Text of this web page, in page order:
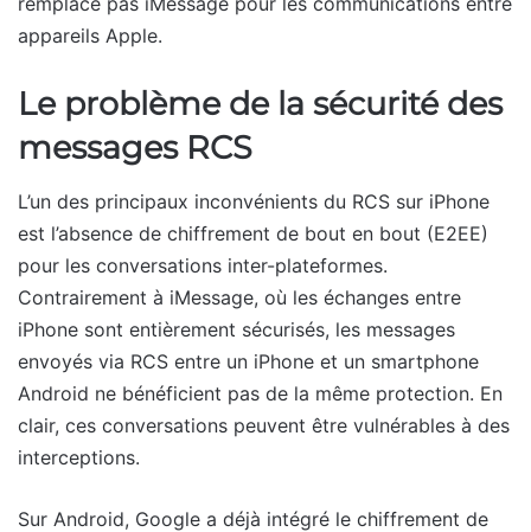
appareils Apple.
Le problème de la sécurité des
messages RCS
L’un des principaux inconvénients du RCS sur iPhone
est l’absence de chiffrement de bout en bout (E2EE)
pour les conversations inter-plateformes.
Contrairement à iMessage, où les échanges entre
iPhone sont entièrement sécurisés, les messages
envoyés via RCS entre un iPhone et un smartphone
Android ne bénéficient pas de la même protection. En
clair, ces conversations peuvent être vulnérables à des
interceptions.
Sur Android, Google a déjà intégré le chiffrement de